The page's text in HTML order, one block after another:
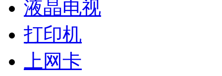
液晶电视
打印机
上网卡